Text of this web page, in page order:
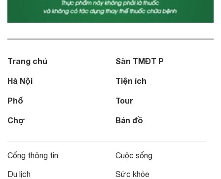
Trang chủ
Hà Nội
Phố
Chợ
Sàn TMĐT P
Tiện ích
Tour
Bản đồ
Cổng thông tin
Du lịch
Cuộc sống
Sức khỏe